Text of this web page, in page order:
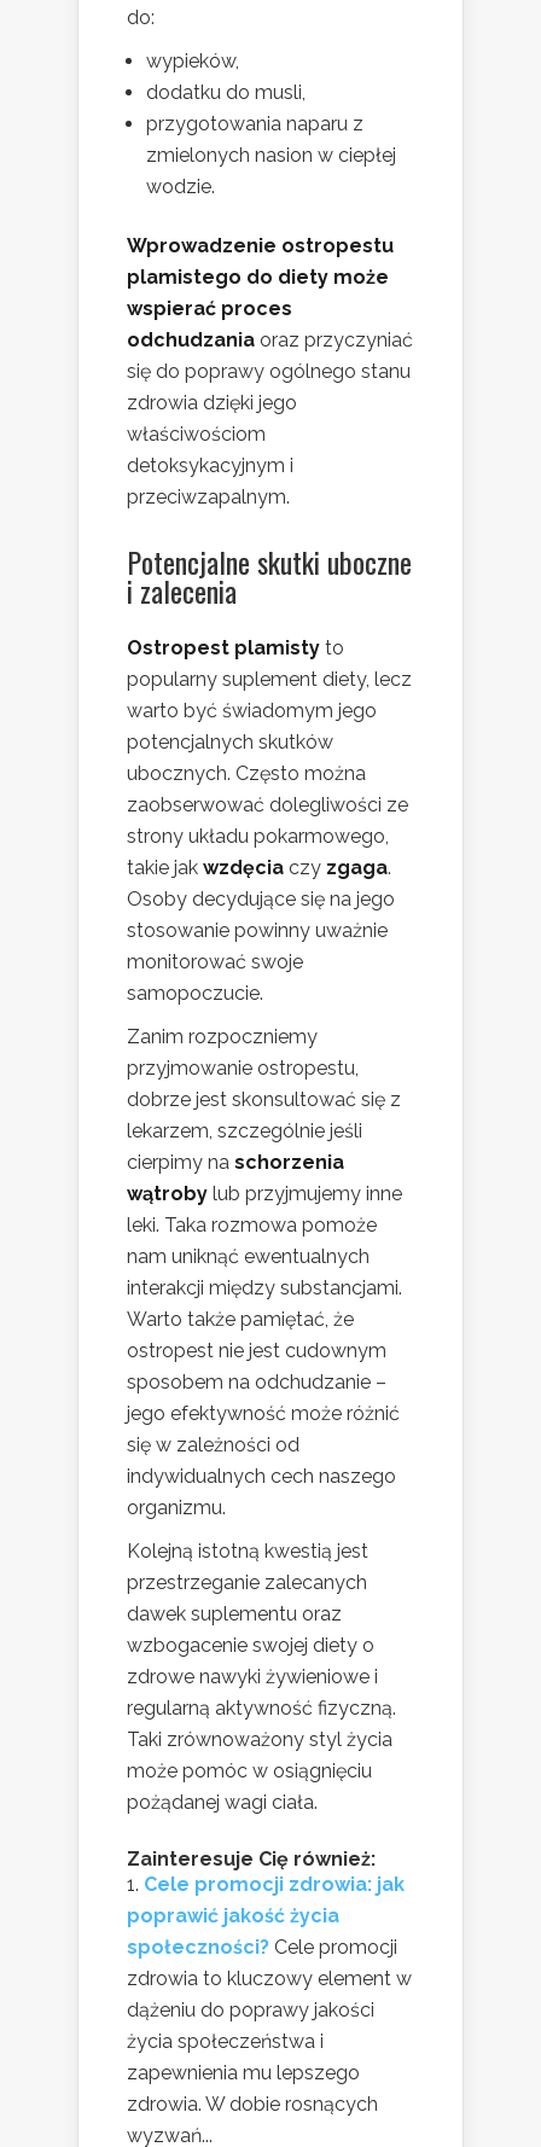
do:
wypieków,
dodatku do musli,
przygotowania naparu z
zmielonych nasion w ciepłej
wodzie.
Wprowadzenie ostropestu
plamistego do diety może
wspierać proces
odchudzania oraz przyczyniać
się do poprawy ogólnego stanu
zdrowia dzięki jego
właściwościom
detoksykacyjnym i
przeciwzapalnym.
Potencjalne skutki uboczne
i zalecenia
Ostropest plamisty to
popularny suplement diety, lecz
warto być świadomym jego
potencjalnych skutków
ubocznych. Często można
zaobserwować dolegliwości ze
strony układu pokarmowego,
takie jak wzdęcia czy zgaga.
Osoby decydujące się na jego
stosowanie powinny uważnie
monitorować swoje
samopoczucie.
Zanim rozpoczniemy
przyjmowanie ostropestu,
dobrze jest skonsultować się z
lekarzem, szczególnie jeśli
cierpimy na schorzenia
wątroby lub przyjmujemy inne
leki. Taka rozmowa pomoże
nam uniknąć ewentualnych
interakcji między substancjami.
Warto także pamiętać, że
ostropest nie jest cudownym
sposobem na odchudzanie –
jego efektywność może różnić
się w zależności od
indywidualnych cech naszego
organizmu.
Kolejną istotną kwestią jest
przestrzeganie zalecanych
dawek suplementu oraz
wzbogacenie swojej diety o
zdrowe nawyki żywieniowe i
regularną aktywność fizyczną.
Taki zrównoważony styl życia
może pomóc w osiągnięciu
pożądanej wagi ciała.
Zainteresuje Cię również:
Cele promocji zdrowia: jak
poprawić jakość życia
społeczności? Cele promocji
zdrowia to kluczowy element w
dążeniu do poprawy jakości
życia społeczeństwa i
zapewnienia mu lepszego
zdrowia. W dobie rosnących
wyzwań...